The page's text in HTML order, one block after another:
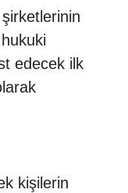
edecek ilk
kişilerin